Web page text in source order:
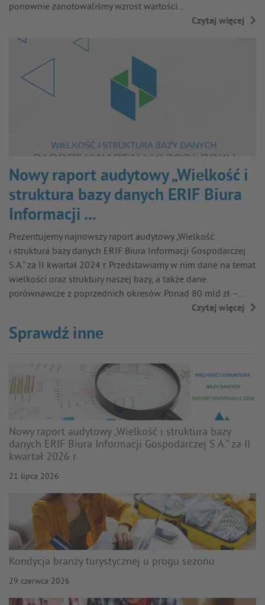
ponownie zanotowaliśmy wzrost wartości…
Czytaj więcej
Nowy raport audytowy „Wielkość i
struktura bazy danych ERIF Biura
Informacji ...
Prezentujemy najnowszy raport audytowy „Wielkość
i struktura bazy danych ERIF Biura Informacji Gospodarczej
S.A.” za II kwartał 2024 r. Przedstawiamy w nim dane na temat
wielkości oraz struktury naszej bazy, a także dane
porównawcze z poprzednich okresów. Ponad 80 mld zł –…
Czytaj więcej
Sprawdź inne
Nowy raport audytowy „Wielkość i struktura bazy
danych ERIF Biura Informacji Gospodarczej S.A.” za II
kwartał 2026 r.
21 lipca 2026
Kondycja branży turystycznej u progu sezonu
29 czerwca 2026